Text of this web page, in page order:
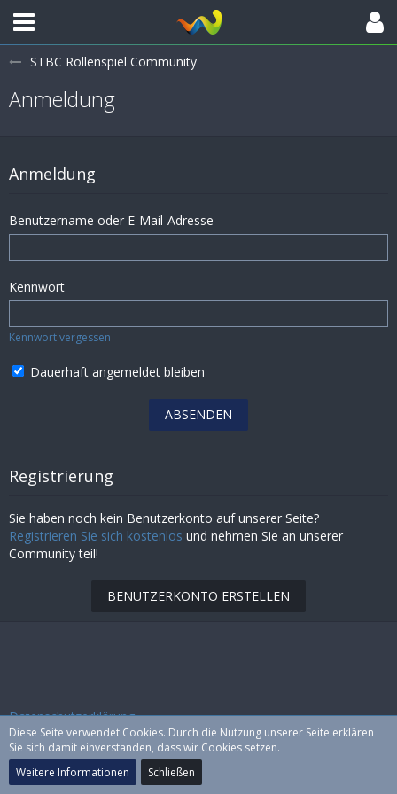
STBC Rollenspiel Community
Anmeldung
Anmeldung
Benutzername oder E-Mail-Adresse
Kennwort
Kennwort vergessen
Dauerhaft angemeldet bleiben
Registrierung
Sie haben noch kein Benutzerkonto auf unserer Seite?
Registrieren Sie sich kostenlos und nehmen Sie an unserer
Community teil!
BENUTZERKONTO ERSTELLEN
Datenschutzerklärung
Community-Software:WoltLab Suite™ 3.1.5 pl 1
Diese Seite verwendet Cookies. Durch die Nutzung unserer Seite erklären
Sie sich damit einverstanden, dass wir Cookies setzen.
Weitere Informationen
Schließen